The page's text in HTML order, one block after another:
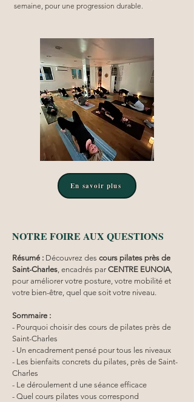
semaine, pour une progression durable.
En savoir plus
NOTRE FOIRE AUX QUESTIONS
Résumé : Découvrez des cours pilates près de
Saint-Charles , encadrés par CENTRE EUNOIA
pour améliorer votre posture, votre mobilité et
votre bien-être, quel que soit votre niveau.
Sommaire :
- Pourquoi choisir des cours de pilates près de
Saint-Charles
- Un encadrement pensé pour tous les niveaux
- Les bienfaits concrets du pilates, près de Saint-
Charles
- Le déroulement d une séance efficace
- Quel cours pilates vous correspond